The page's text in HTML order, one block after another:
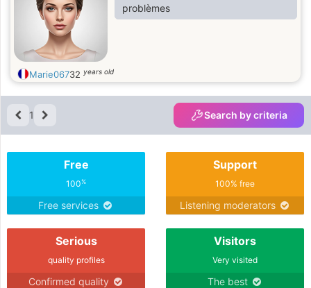
problèmes
Marie06732 years old
1 Search by criteria
Free
100%
Free services
Support
100% free
Listening moderators
Serious
quality profiles
Confirmed quality
Visitors
Very visited
The best